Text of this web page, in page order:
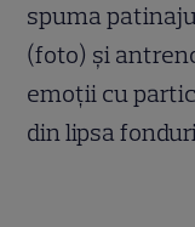
spuma
(foto) şi
emoţii cu
din lipsa